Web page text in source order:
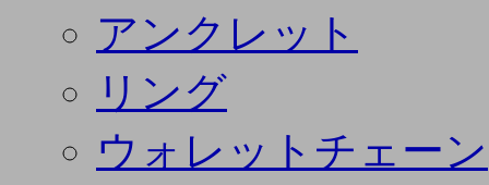
アンクレット
リング
ウォレットチェーン